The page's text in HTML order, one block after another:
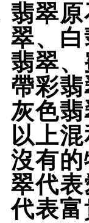
翡翠
翠、
翡翠
帶彩
灰色
以上
沒有
翠代
代表